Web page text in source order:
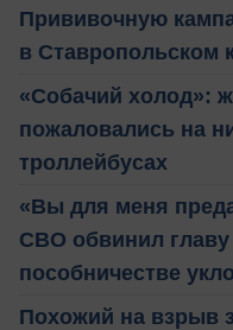
Прививочную
в Ставропольском
«Собачий холод»:
пожаловались на
троллейбусах
«Вы для меня
СВО обвинил
пособничестве
Похожий на взрыв